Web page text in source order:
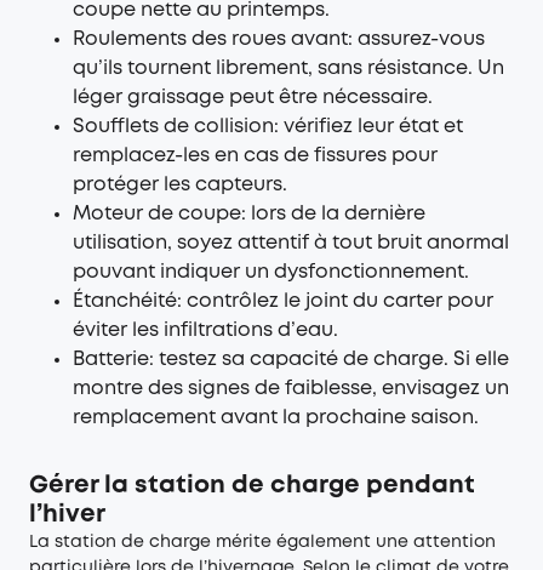
coupe nette au printemps.
Roulements des roues avant: assurez-vous
qu’ils tournent librement, sans résistance. Un
léger graissage peut être nécessaire.
Soufflets de collision: vérifiez leur état et
remplacez-les en cas de fissures pour
protéger les capteurs.
Moteur de coupe: lors de la dernière
utilisation, soyez attentif à tout bruit anormal
pouvant indiquer un dysfonctionnement.
Étanchéité: contrôlez le joint du carter pour
éviter les infiltrations d’eau.
Batterie: testez sa capacité de charge. Si elle
montre des signes de faiblesse, envisagez un
remplacement avant la prochaine saison.
Gérer la station de charge pendant
l’hiver
La station de charge mérite également une attention